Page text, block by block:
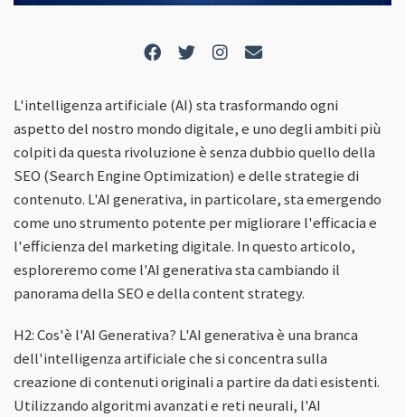
L'intelligenza artificiale (AI) sta trasformando ogni
aspetto del nostro mondo digitale, e uno degli ambiti più
colpiti da questa rivoluzione è senza dubbio quello della
SEO (Search Engine Optimization) e delle strategie di
contenuto. L'AI generativa, in particolare, sta emergendo
come uno strumento potente per migliorare l'efficacia e
l'efficienza del marketing digitale. In questo articolo,
esploreremo come l'AI generativa sta cambiando il
panorama della SEO e della content strategy.
H2: Cos'è l'AI Generativa? L'AI generativa è una branca
dell'intelligenza artificiale che si concentra sulla
creazione di contenuti originali a partire da dati esistenti.
Utilizzando algoritmi avanzati e reti neurali, l'AI